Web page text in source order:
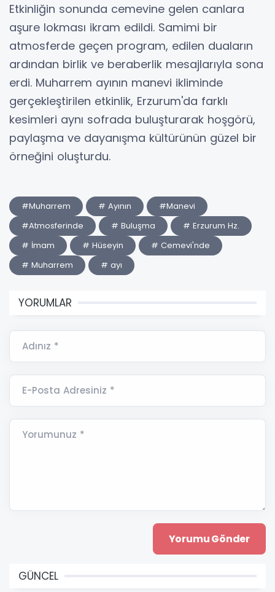
Etkinliğin sonunda cemevine gelen canlara
aşure lokması ikram edildi. Samimi bir
atmosferde geçen program, edilen duaların
ardından birlik ve beraberlik mesajlarıyla sona
erdi. Muharrem ayının manevi ikliminde
gerçekleştirilen etkinlik, Erzurum'da farklı
kesimleri aynı sofrada buluşturarak hoşgörü,
paylaşma ve dayanışma kültürünün güzel bir
örneğini oluşturdu.
#Muharrem # Ayının
#Manevi
#Atmosferinde
# Buluşma
# Erzurum Hz.
# İmam
# Hüseyin
# Cemevi'nde
# Muharrem
# ayı
YORUMLAR
Adınız *
E-Posta Adresiniz *
Yorumunuz *
GÜNCEL